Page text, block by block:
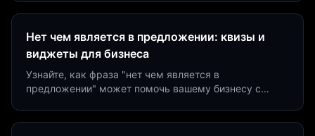
Нет чем является в предложении: квизы и
виджеты для бизнеса
Узнайте, как фраза "нет чем является в
предложении" может помочь вашему бизнесу с